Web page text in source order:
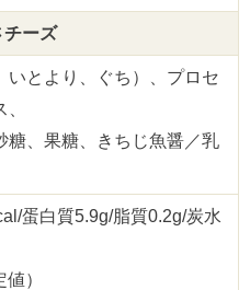
チーズ
いとより、ぐち）、プロセ
糖、果糖、きちじ魚醤／乳
蛋白質5.9g/脂質0.2g/炭水
）